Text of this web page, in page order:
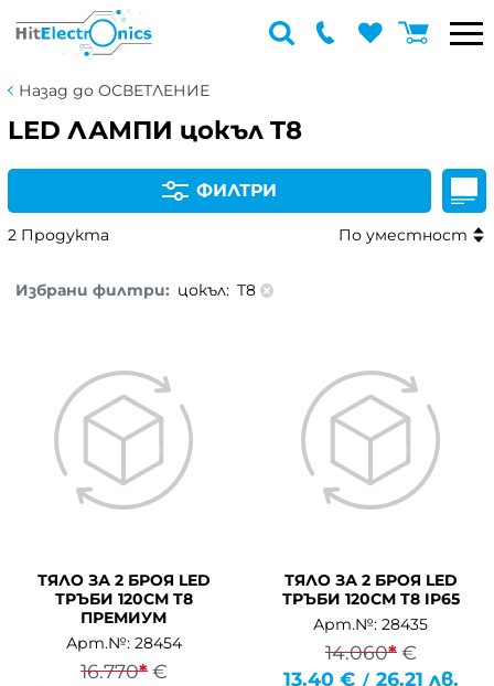
Назад до ОСВЕТЛЕНИЕ
LED ЛАМПИ цокъл T8
ФИЛТРИ
2 Продукта По уместност
Избрани филтри: цокъл: T8
ТЯЛО ЗА 2 БРОЯ LED
ТРЪБИ 120СМ T8
ПРЕМИУМ
Арт.№: 28454
16.770* €
ТЯЛО ЗА 2 БРОЯ LED
ТРЪБИ 120СМ T8 IP65
Арт.№: 28435
14.060* €
13.40 € / 26.21 лв.